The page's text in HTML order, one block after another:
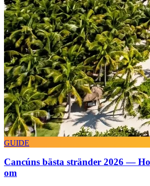
GUIDE
Cancúns bästa stränder 2026 —
om